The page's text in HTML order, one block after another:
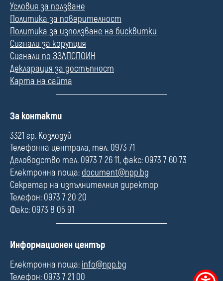
Условия за ползване
Политика за поверителност
Политика за използване на бисквитки
Сигнали за корупция
Сигнали по ЗЗЛПСПОИН
Декларация за достъпност
Карта на сайта
П
л
е
За контакти
3321 гр. Козлодуй
Телефонна централа, тел. 0973 71
Деловодство тел. 0973 7 26 11, факс: 0973 7 60 73
Електронна поща: document@npp.bg
Секретар на изпълнителния директор
Телефон: 0973 7 20 20
Факс: 0973 8 05 91
П
л
е
Информационен център
Електронна поща: info@npp.bg
Телефон: 0973 7 21 00